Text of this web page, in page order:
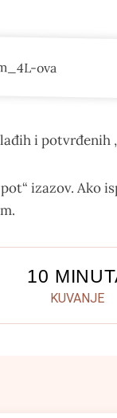
i potvrđenih
izazov. Ako
10
KUVANJE